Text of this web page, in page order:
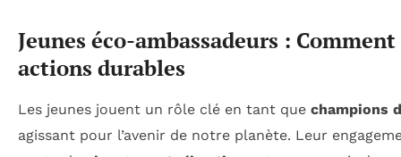
Jeunes éco-ambassadeurs :
actions durables
Les jeunes jouent un rôle clé en tant que champions
agissant pour l’avenir de notre planète. Leur